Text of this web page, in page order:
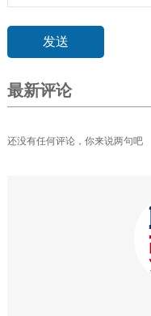
最新评论
还没有任何评论，你来说两句吧